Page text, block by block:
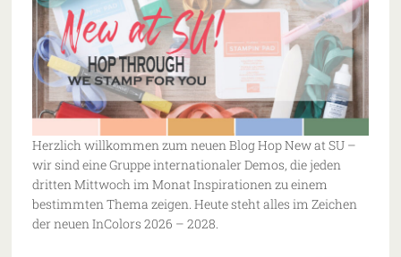
Herzlich willkommen zum neuen Blog Hop New at SU –
wir sind eine Gruppe internationaler Demos, die jeden
dritten Mittwoch im Monat Inspirationen zu einem
bestimmten Thema zeigen. Heute steht alles im Zeichen
der neuen InColors 2026 – 2028.